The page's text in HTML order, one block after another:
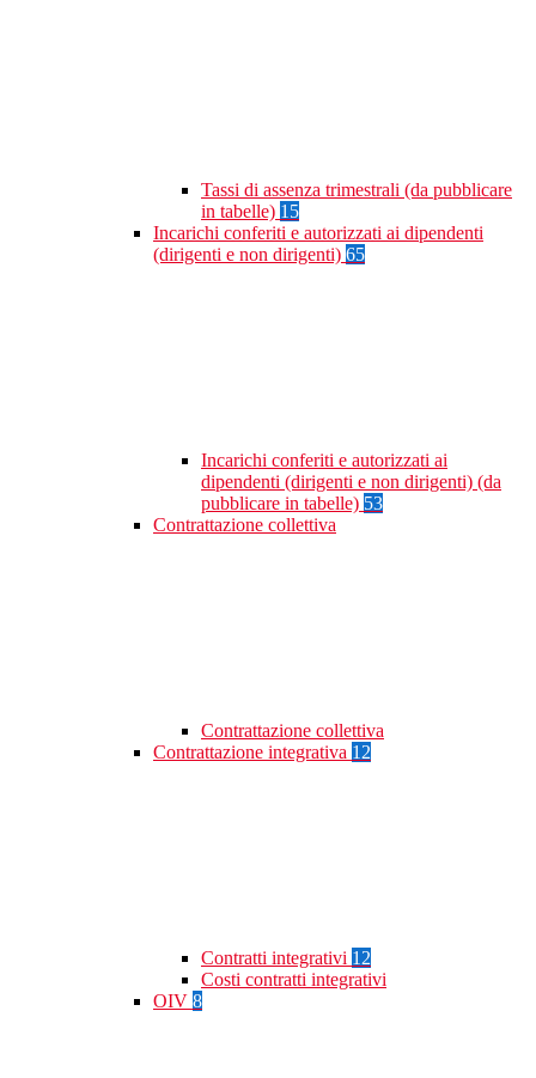
Tassi di assenza trimestrali (da pubblicare
in tabelle) 15
Incarichi conferiti e autorizzati ai dipendenti
(dirigenti e non dirigenti) 65
Incarichi conferiti e autorizzati ai
dipendenti (dirigenti e non dirigenti) (da
pubblicare in tabelle) 53
Contrattazione collettiva
Contrattazione collettiva
Contrattazione integrativa 12
Contratti integrativi 12
Costi contratti integrativi
OIV 8